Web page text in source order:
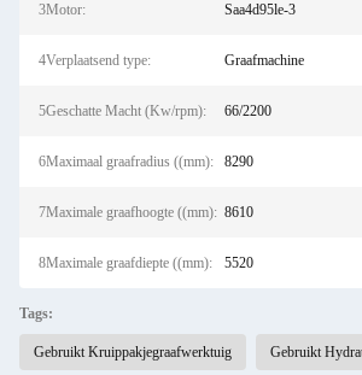
3Motor: Saa4d95le-3
4Verplaatsend type: Graafmachine
5Geschatte Macht (Kw/rpm): 66/2200
6Maximaal graafradius ((mm): 8290
7Maximale graafhoogte ((mm): 8610
8Maximale graafdiepte ((mm): 5520
Tags:
Gebruikt Kruippakjegraafwerktuig Gebruikt